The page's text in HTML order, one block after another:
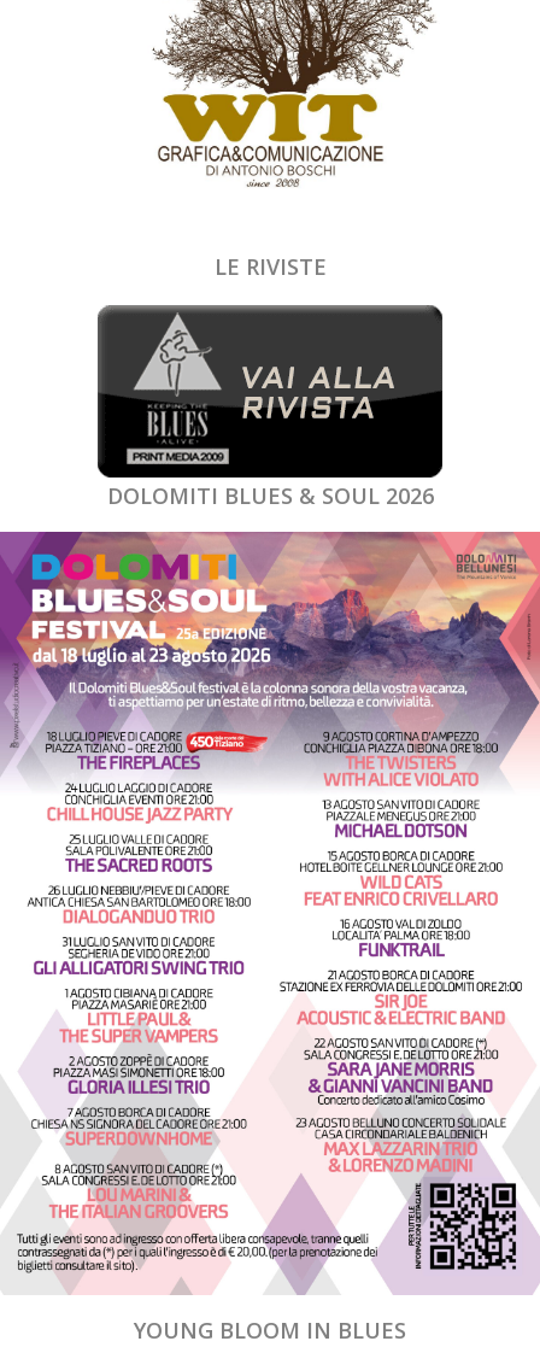
LE RIVISTE
DOLOMITI BLUES & SOUL 2026
YOUNG BLOOM IN BLUES